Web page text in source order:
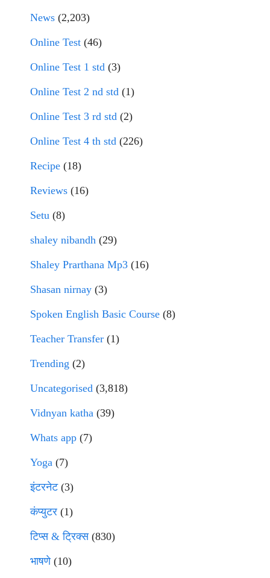
News (2,203)
Online Test (46)
Online Test 1 std (3)
Online Test 2 nd std (1)
Online Test 3 rd std (2)
Online Test 4 th std (226)
Recipe (18)
Reviews (16)
Setu (8)
shaley nibandh (29)
Shaley Prarthana Mp3 (16)
Shasan nirnay (3)
Spoken English Basic Course (8)
Teacher Transfer (1)
Trending (2)
Uncategorised (3,818)
Vidnyan katha (39)
Whats app (7)
Yoga (7)
इंटरनेट(3)
कंप्युटर (1)
टिप्स & ट्रिक्स(830)
भाषणे(10)